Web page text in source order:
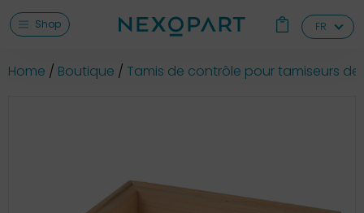
Shop FR
Home Boutique Tamis de contrôle pour tamiseurs